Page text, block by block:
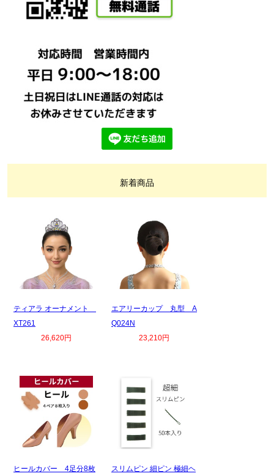
新着商品
ティアラ オーナメント
XT261
26,620円
エアリーカップ 丸型 A
Q024N
23,210円
ヒールカバー 4足分8枚
スリムピン 細ピン 極細ヘ